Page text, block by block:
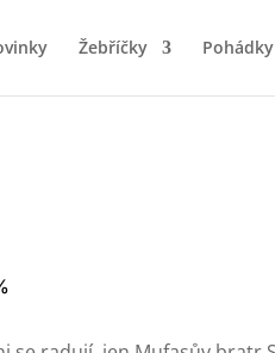
Žebříčky Pohádky